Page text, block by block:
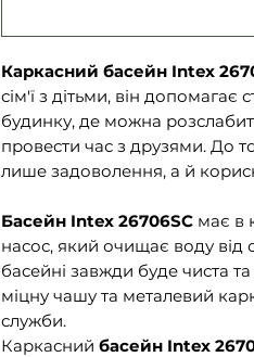
Каркасний басейн Intex
сім'ї з дітьми, він допомагає
будинку, де можна
провести час з друзями. До
лише задоволення, а й
Басейн Intex 26706SC має в
насос, який очищає воду від
басейні завжди буде чиста
міцну чашу та металевий
служби.
Каркасний басейн Intex